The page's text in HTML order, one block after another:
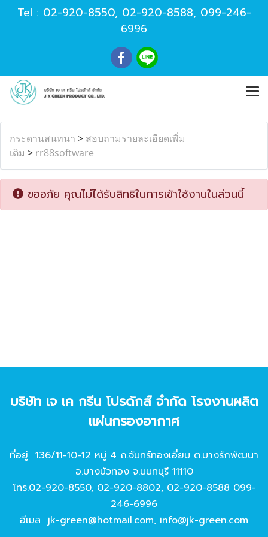
Tel : 02-920-8550, 02-920-8588, 099-246-
6996
กระดานสนทนา > สอบถามรายละเอียดเพิ่ม
เติม > rr88software
ขออภัย คุณไม่ได้รับสิทธิในการเข้าใช้งานในส่วนนี้
บริษัท เจ เค กรีน โปรดักส์ จํากัด โรงงานผลิต
แผ่นกรองอากาศ
ที่อยู่ 136/11-10-12 หมู่ 4 ถ.จันทร์ทองเอี่ยม ต.บางรักพัฒนา
อ.บางบัวทอง จ.นนทบุรี 11110
โทร.02-920-8550, 02-920-8802, 02-920-8588 099-
246-6996
อีเมล jk-green@hotmail.com, info@jk-green.com